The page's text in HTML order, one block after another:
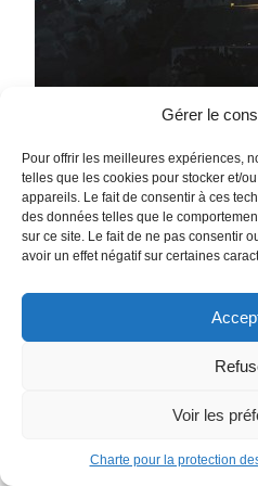
Gérer le
Pour offrir les meilleures expériences,
telles que les cookies pour stocker et/
appareils. Le fait de consentir à ces
des données telles que le
sur ce site. Le fait de ne pas consentir
avoir un effet négatif sur certaines
Voir les
Charte pour la protection